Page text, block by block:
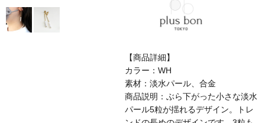
【商品詳細】
カラー：WH
素材：淡水パール、合金
商品説明：ぶら下がった小さな淡水
パール5粒が揺れるデザイン。トレ